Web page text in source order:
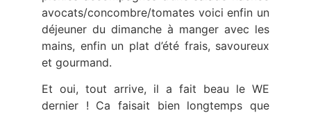
avocats/concombre/tomates voici enfin un
déjeuner du dimanche à manger avec les
mains, enfin un plat d’été frais, savoureux
et gourmand.
Et oui, tout arrive, il a fait beau le WE
dernier ! Ca faisait bien longtemps que